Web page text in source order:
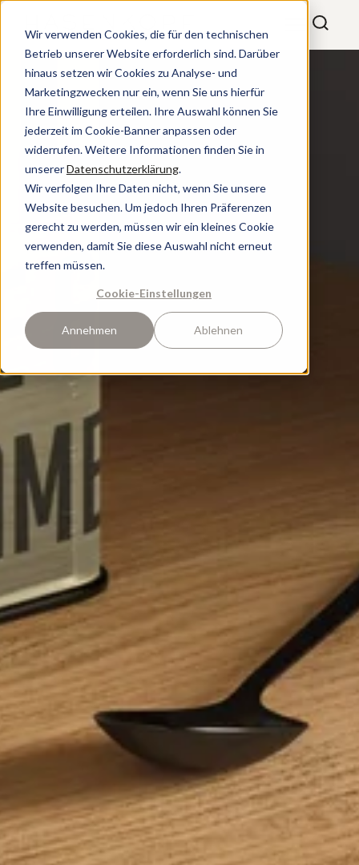
Wir verwenden Cookies, die für den technischen
Betrieb unserer Website erforderlich sind. Darüber
hinaus setzen wir Cookies zu Analyse- und
Marketingzwecken nur ein, wenn Sie uns hierfür
Ihre Einwilligung erteilen. Ihre Auswahl können Sie
jederzeit im Cookie-Banner anpassen oder
widerrufen. Weitere Informationen finden Sie in
unsererDatenschutzerklärung.
Wir verfolgen Ihre Daten nicht, wenn Sie unsere
Website besuchen. Um jedoch Ihren Präferenzen
gerecht zu werden, müssen wir ein kleines Cookie
verwenden, damit Sie diese Auswahl nicht erneut
treffen müssen.
Cookie-Einstellungen
Annehmen Ablehnen